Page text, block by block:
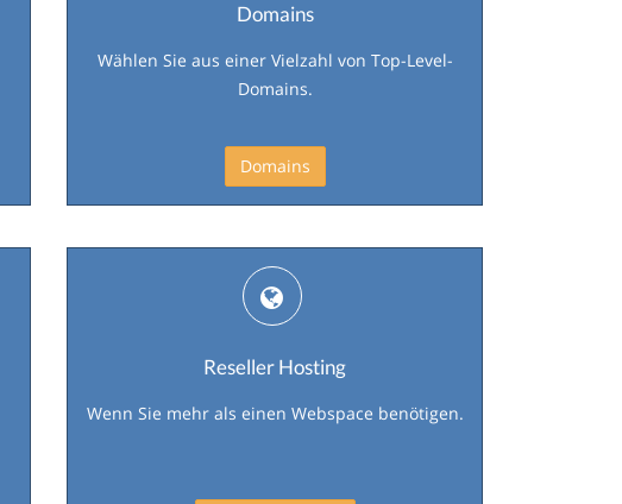
Domains
Wählen Sie aus einer Vielzahl von Top-Level-
Domains.
Domains
Reseller Hosting
Wenn Sie mehr als einen Webspace benötigen.